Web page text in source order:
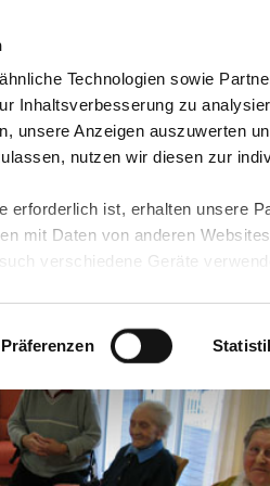
Technologien sowie
Inhaltsverbesserung zu
unsere Anzeigen auszuwerten
nutzen wir diesen zur
erforderlich ist, erhalten unsere
mit Daten von anderen
verschiedene Geräte
ist kein der EU gleichwertiges
Daten führen kann.
unserenDatenschutzhinweisen
Funktionen für diese Zwecke
mittels nachfolgender
erteilte Einwilligung stets für die
Präferenzen
& Angebote Presse &
muss